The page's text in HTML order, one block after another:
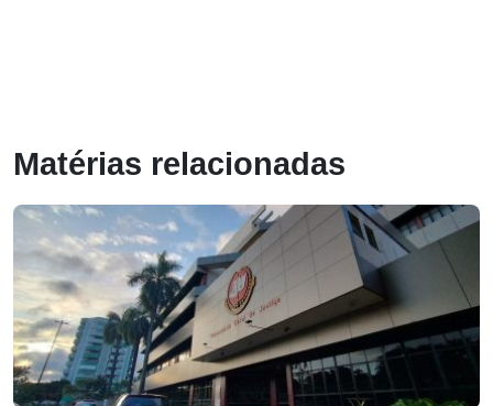
Matérias relacionadas